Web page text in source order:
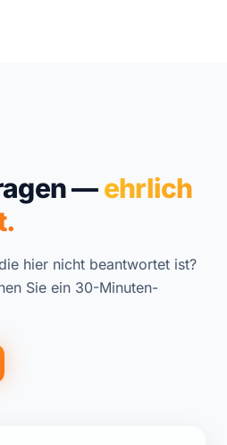
—ehrlich
hier nicht beantwortet ist?
Sie ein 30-Minuten-